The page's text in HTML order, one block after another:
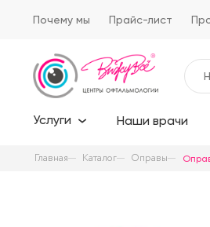
Почему мы Прайс-лист
Услуги Наши врачи
Главная Каталог Оправы